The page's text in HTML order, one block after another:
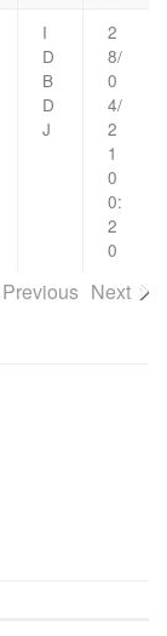
I
D
B
D
J
2
8/
0
4/
2
1
0
0:
2
0
Previous Next